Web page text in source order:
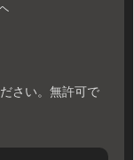
さい。無許可で